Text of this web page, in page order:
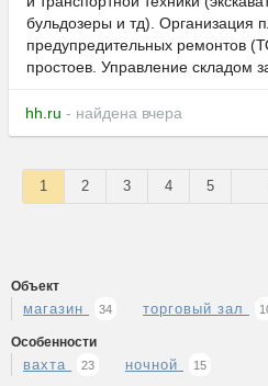
бульдозеры и тд). Организация
предупредительных ремонтов
простоев. Управление складом
hh.ru - найдена вчера
1 2 3 4 5
Объект
магазин 34 торговый зал
Особенности
вахта 23 ночной 15